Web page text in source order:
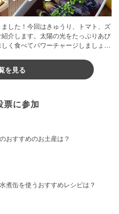
した！今回はきゅうり、トマト、ズ
介します。太陽の光をたっぷりあび
く食べてパワーチャージしましょう
を見る
票に参加
おすすめのお土産は？
煮缶を使うおすすめレシピは？